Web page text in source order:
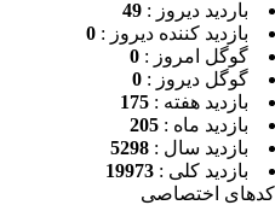
باردید دیروز :49
بازدید کننده دیروز :0
گوگل امروز :0
گوگل دیروز :0
بازدید هفته :175
بازدید ماه :205
بازدید سال : 5298
بازدید کلی : 19973
اختصاصی